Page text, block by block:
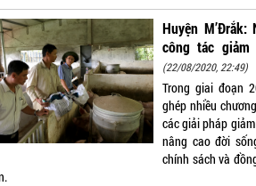
Huyện
công tác giảm
(22/08/2020, 22:49)
Trong giai đoạn
ghép nhiều
các giải pháp
nâng cao đời
chính sách và